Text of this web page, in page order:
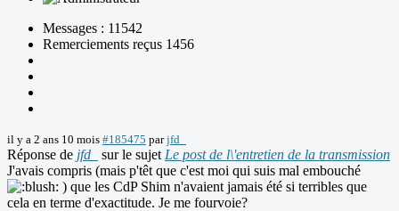
Messages : 11542
Remerciements reçus 1456
il y a 2 ans 10 mois #185475 parjfd_
Réponse de jfd_ sur le sujet Le post de l\'entretien de la transmission
J'avais compris (mais p'têt que c'est moi qui suis mal embouché
) que les CdP Shim n'avaient jamais été si terribles que
cela en terme d'exactitude. Je me fourvoie?